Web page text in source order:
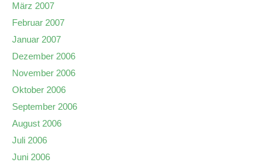
März 2007
Februar 2007
Januar 2007
Dezember 2006
November 2006
Oktober 2006
September 2006
August 2006
Juli 2006
Juni 2006